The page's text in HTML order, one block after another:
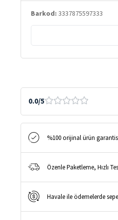
Barkod: 3337875597333
0.0/5
%100 orijinal ürün
Özenle Paketleme, Hızlı
Havale ile ödemelerde